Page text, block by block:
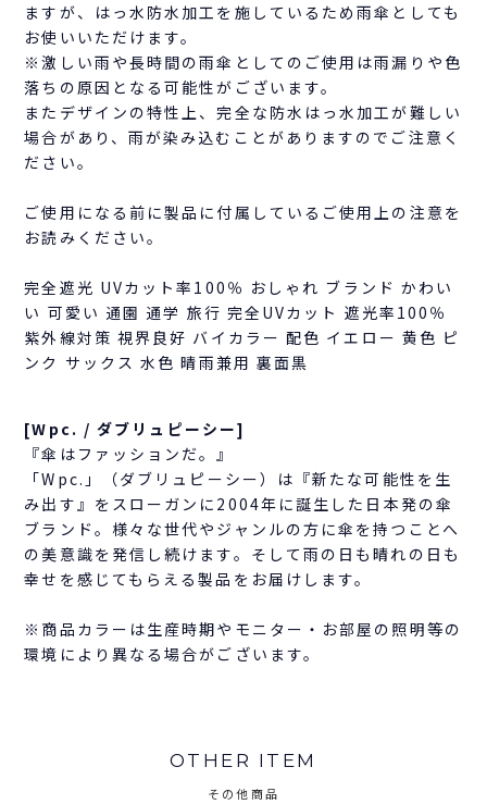
ますが、はっ水防水加工を施しているため雨傘としても
お使いいただけます。
※激しい雨や長時間の雨傘としてのご使用は雨漏りや色
落ちの原因となる可能性がございます。
またデザインの特性上、完全な防水はっ水加工が難しい
場合があり、雨が染み込むことがありますのでご注意く
ださい。
ご使用になる前に製品に付属しているご使用上の注意を
お読みください。
完全遮光 UVカット率100％ おしゃれ ブランド かわい
い 可愛い 通園 通学 旅行 完全UVカット 遮光率100％
紫外線対策 視界良好 バイカラー 配色 イエロー 黄色 ピ
ンク サックス 水色 晴雨兼用 裏面黒
[Wpc. / ダブリュピーシー]
『傘はファッションだ。』
「Wpc.」（ダブリュピーシー）は『新たな可能性を生
み出す』をスローガンに2004年に誕生した日本発の傘
ブランド。様々な世代やジャンルの方に傘を持つことへ
の美意識を発信し続けます。そして雨の日も晴れの日も
幸せを感じてもらえる製品をお届けします。
※商品カラーは生産時期やモニター・お部屋の照明等の
環境により異なる場合がございます。
OTHER ITEM
その他商品